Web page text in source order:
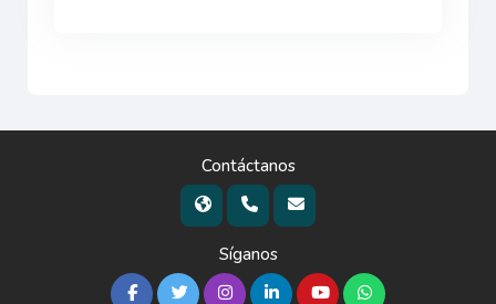
Contáctanos
Síganos